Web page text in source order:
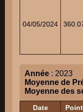
04/05/2024
Année : 2023
Moyenne de
Moyenne des
Date